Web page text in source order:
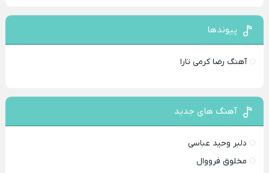
پیوندها
آهنگ رضا کرمی تارا
آهنگ های جدید
دلبر وحید عباسی
مخلوق فرووال